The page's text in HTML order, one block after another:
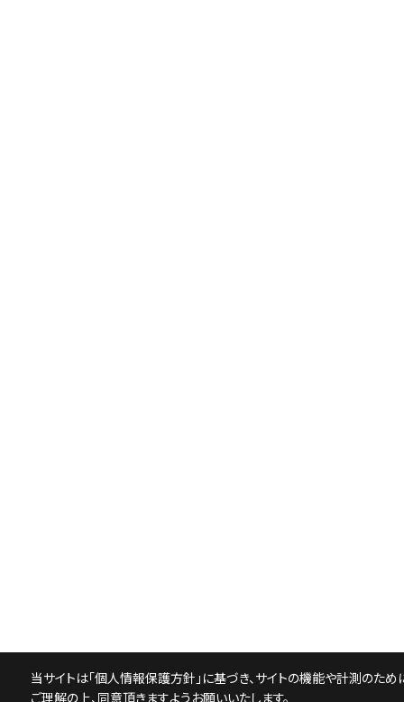
当サイトは「個人情報保護方針 」に基づき、サイトの機能や計測のた
ご理解の上、同意頂きますようお願いいたします。